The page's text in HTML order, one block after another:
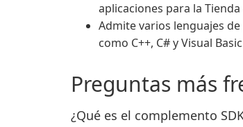
aplicaciones para la
Admite varios lenguajes
como C++, C# y Visual Basic
Preguntas más
¿Qué es el complemento